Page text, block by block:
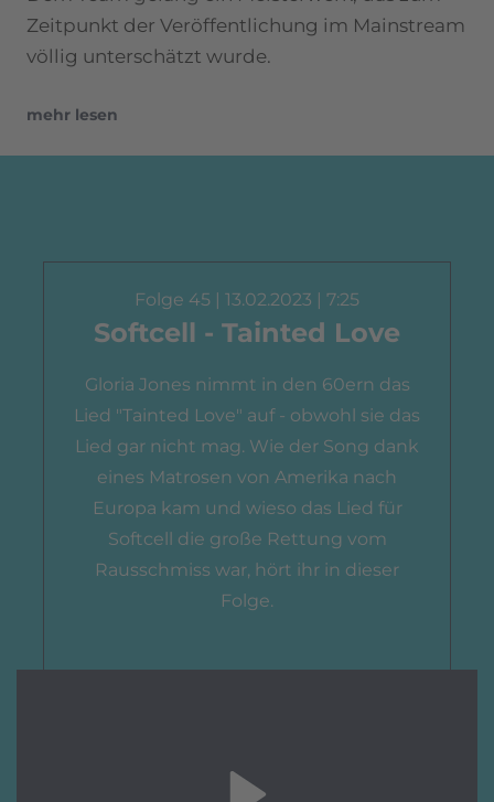
Zeitpunkt der Veröffentlichung im Mainstream
völlig unterschätzt wurde.
mehr lesen
Folge 45 | 13.02.2023 | 7:25
Softcell - Tainted Love
Gloria Jones nimmt in den 60ern das
Lied "Tainted Love" auf - obwohl sie das
Lied gar nicht mag. Wie der Song dank
eines Matrosen von Amerika nach
Europa kam und wieso das Lied für
Softcell die große Rettung vom
Rausschmiss war, hört ihr in dieser
Folge.